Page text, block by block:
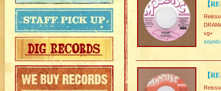
【
vg+
sound♪
【